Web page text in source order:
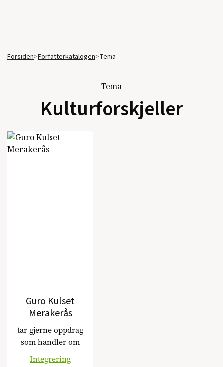
Forsiden>Forfatterkatalogen>Tema
Tema
Kulturforskjeller
Guro Kulset
Merakerås
tar gjerne oppdrag
som handler om
Integrering